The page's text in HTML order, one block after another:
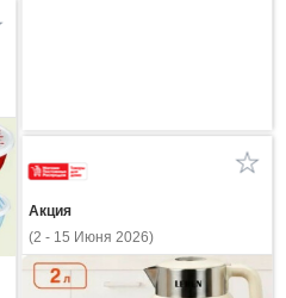
Акция
(2 - 15 Июня 2026)